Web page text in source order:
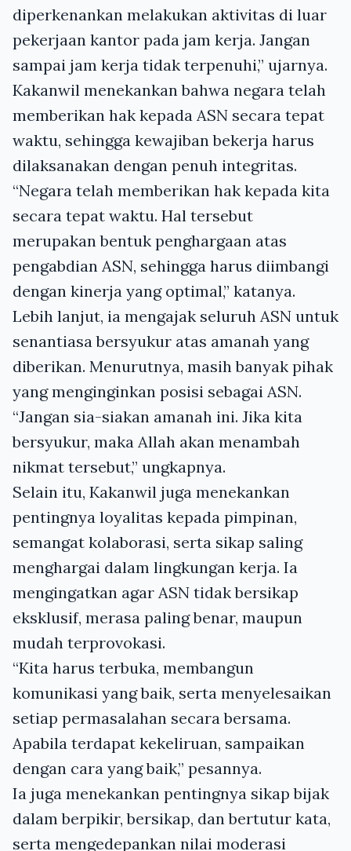
diperkenankan melakukan aktivitas di luar
pekerjaan kantor pada jam kerja. Jangan
sampai jam kerja tidak terpenuhi,” ujarnya.
Kakanwil menekankan bahwa negara telah
memberikan hak kepada ASN secara tepat
waktu, sehingga kewajiban bekerja harus
dilaksanakan dengan penuh integritas.
“Negara telah memberikan hak kepada kita
secara tepat waktu. Hal tersebut
merupakan bentuk penghargaan atas
pengabdian ASN, sehingga harus diimbangi
dengan kinerja yang optimal,” katanya.
Lebih lanjut, ia mengajak seluruh ASN untuk
senantiasa bersyukur atas amanah yang
diberikan. Menurutnya, masih banyak pihak
yang menginginkan posisi sebagai ASN.
“Jangan sia-siakan amanah ini. Jika kita
bersyukur, maka Allah akan menambah
nikmat tersebut,” ungkapnya.
Selain itu, Kakanwil juga menekankan
pentingnya loyalitas kepada pimpinan,
semangat kolaborasi, serta sikap saling
menghargai dalam lingkungan kerja. Ia
mengingatkan agar ASN tidak bersikap
eksklusif, merasa paling benar, maupun
mudah terprovokasi.
“Kita harus terbuka, membangun
komunikasi yang baik, serta menyelesaikan
setiap permasalahan secara bersama.
Apabila terdapat kekeliruan, sampaikan
dengan cara yang baik,” pesannya.
Ia juga menekankan pentingnya sikap bijak
dalam berpikir, bersikap, dan bertutur kata,
serta mengedepankan nilai moderasi